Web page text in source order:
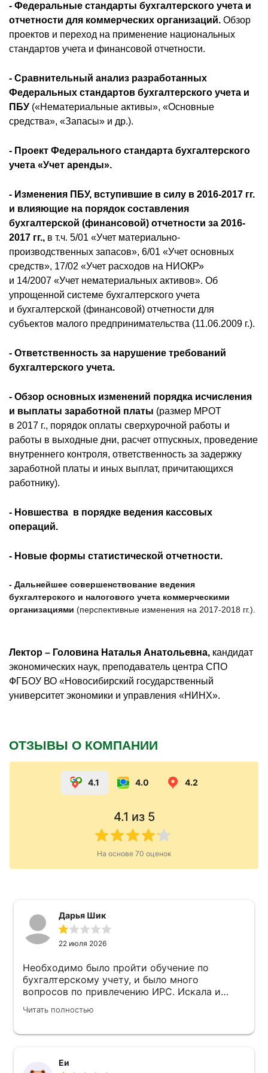
- Федеральные стандарты бухгалтерского учета и
отчетности для коммерческих организаций. Обзор
проектов и переход на применение национальных
стандартов учета и финансовой отчетности.
- Сравнительный анализ разработанных
Федеральных стандартов бухгалтерского учета и
ПБУ («Нематериальные активы», «Основные
средства», «Запасы» и др.).
- Проект Федерального стандарта бухгалтерского
учета «Учет аренды».
- Изменения ПБУ, вступившие в силу в 2016-2017 гг.
и влияющие на порядок составления
бухгалтерской (финансовой) отчетности за 2016-
2017 гг., в т.ч. 5/01 «Учет материально-
производственных запасов», 6/01 «Учет основных
средств», 17/02 «Учет расходов на НИОКР»
и 14/2007 «Учет нематериальных активов». Об
упрощенной системе бухгалтерского учета
и бухгалтерской (финансовой) отчетности для
субъектов малого предпринимательства (11.06.2009 г.).
- Ответственность за нарушение требований
бухгалтерского учета.
- Обзор основных изменений порядка исчисления
и выплаты заработной платы (размер МРОТ
в 2017 г., порядок оплаты сверхурочной работы и
работы в выходные дни, расчет отпускных, проведение
внутреннего контроля, ответственность за задержку
заработной платы и иных выплат, причитающихся
работнику).
- Новшества в порядке ведения кассовых
операций.
- Новые формы статистической отчетности.
- Дальнейшее совершенствование ведения
бухгалтерского и налогового учета коммерческими
организациями (перспективные изменения на 2017-2018 гг.).
Лектор – Головина Наталья Анатольевна, кандидат
экономических наук, преподаватель центра СПО
ФГБОУ ВО «Новосибирский государственный
университет экономики и управления «НИНХ».
ОТЗЫВЫ О КОМПАНИИ
4.1 4.0 4.2
4.1 из 5
На основе 70 оценок
Дарья Шик
22 июля 2026
Необходимо было пройти обучение по
бухгалтерскому учету, и было много
вопросов по привлечению ИРС. Искала и
Предложили пройти обучение по бух.учету и
вопросов нет, все четко, понятно, очень
слов нет приличных, а другие тут нельзя
Читать полностью
Еи